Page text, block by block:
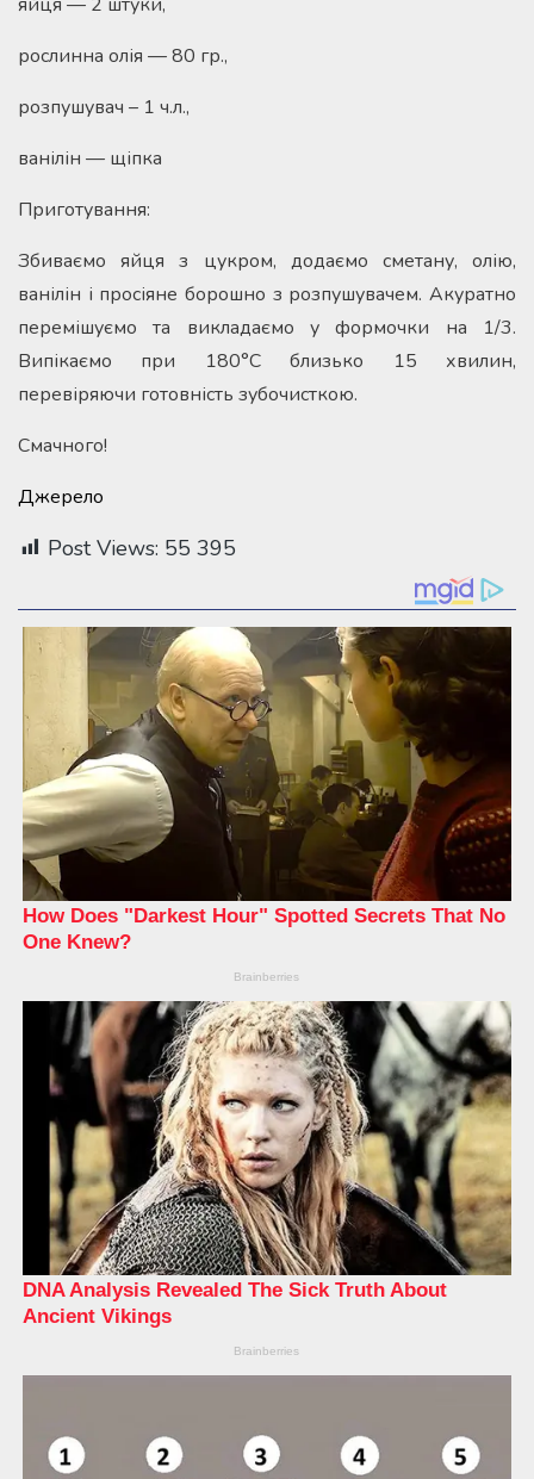
рослинна олія — 80 гр.,
розпушувач – 1 ч.л.,
ванілін — щіпка
Приготування:
Збиваємо яйця з цукром, додаємо сметану, олію,
ванілін і просіяне борошно з розпушувачем. Акуратно
перемішуємо та викладаємо у формочки на 1/3.
Випікаємо при 180°С близько 15 хвилин,
перевіряючи готовність зубочисткою.
Смачного!
Джерело
Post Views: 55 395